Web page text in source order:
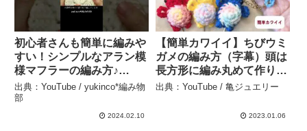
初心者さんも簡単に編みや
すい！シンプルなアラン模
様マフラーの編み方♪
Crochet Scarf＃shorts #
かぎ針編み – yukinco*編
出典：YouTube / yukinco*編み物
部
2024.02.10
【簡単カワイイ】ちびウミ
ガメの編み方（字幕）頭は
長方形に編み丸めて作りま
す – 亀ジュエリー
出典：YouTube / 亀ジュエリー
2023.01.06